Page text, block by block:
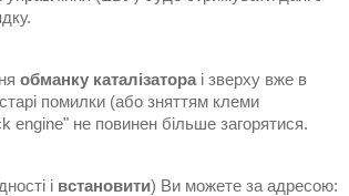
обманку каталізатора і зверху вже в
помилки (або зняттям клеми
engine" не повинен більше загорятися.
і встановити) Ви можете за адресою: